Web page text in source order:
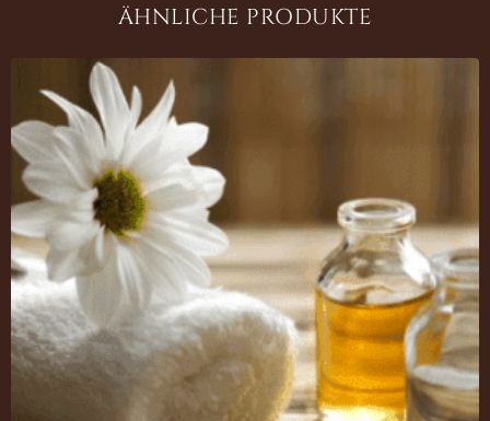
ÄHNLICHE PRODUKTE